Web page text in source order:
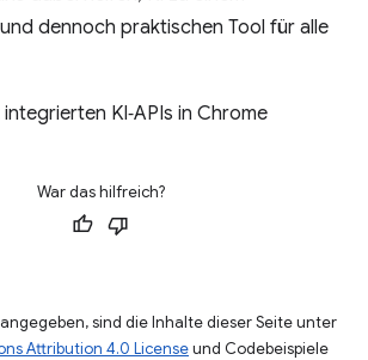
dennoch praktischen Tool für alle
integrierten KI‑APIs in Chrome
War das hilfreich?
sind die Inhalte dieser Seite unter
Attribution 4.0 Licenseund Codebeispiele